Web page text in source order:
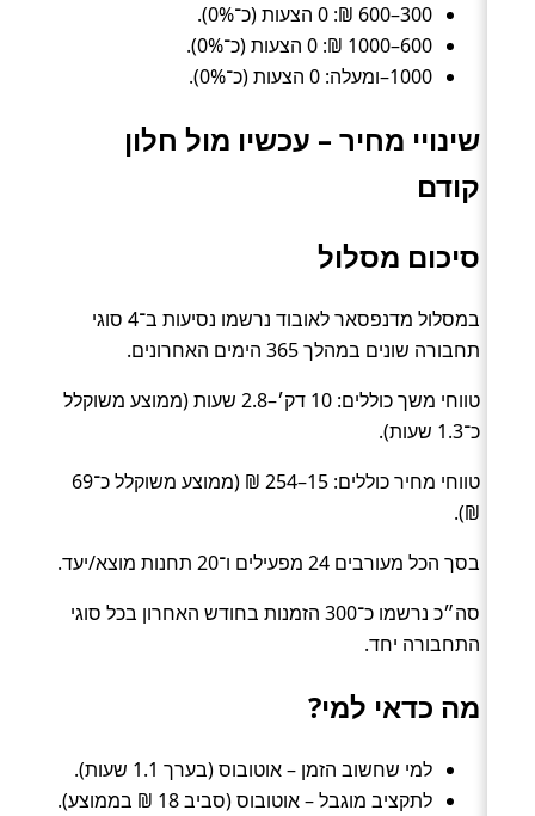
300–600 ₪: 0 הצעות (כ־0%).
600–1000 ₪: 0 הצעות (כ־0%).
1000–ומעלה: 0 הצעות (כ־0%).
שינויי מחיר – עכשיו מול חלון
קודם
סיכום מסלול
במסלול מדנפסאר לאובוד נרשמו נסיעות ב־4 סוגי
תחבורה שונים במהלך 365 הימים האחרונים.
טווחי משך כוללים: 10 דק׳–2.8 שעות (ממוצע משוקלל
כ־1.3 שעות).
טווחי מחיר כוללים: 15–254 ₪ (ממוצע משוקלל כ־69
₪).
בסך הכל מעורבים 24 מפעילים ו־20 תחנות מוצא/יעד.
סה״כ נרשמו כ־300 הזמנות בחודש האחרון בכל סוגי
התחבורה יחד.
מה כדאי למי?
למי שחשוב הזמן – אוטובוס (בערך 1.1 שעות).
לתקציב מוגבל – אוטובוס (סביב 18 ₪ בממוצע).